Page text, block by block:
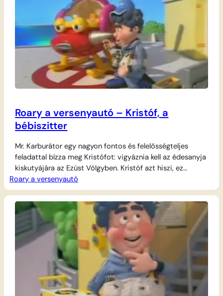
történik valami váratlan.…
Roary a versenyautó – Kristóf, a
bébiszitter
Mr. Karburátor egy nagyon fontos és felelősségteljes
feladattal bízza meg Kristófot: vigyáznia kell az édesanyja
kiskutyájára az Ezüst Völgyben. Kristóf azt hiszi, ez
gyerekjáték lesz, ám a pajkos négylábú hamar kereket old,
és eltűnik a pálya környékén. Roary és a többi
versenyautó azonnal a segítségére sietnek, hogy
megtalálják a szökevényt, mielőtt Mr. Karburátor
visszatérne és…
Roary a versenyautó